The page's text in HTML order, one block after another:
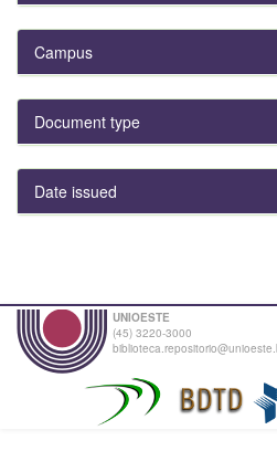
Campus
Document type
Date issued
UNIOESTE
(45) 3220-3000